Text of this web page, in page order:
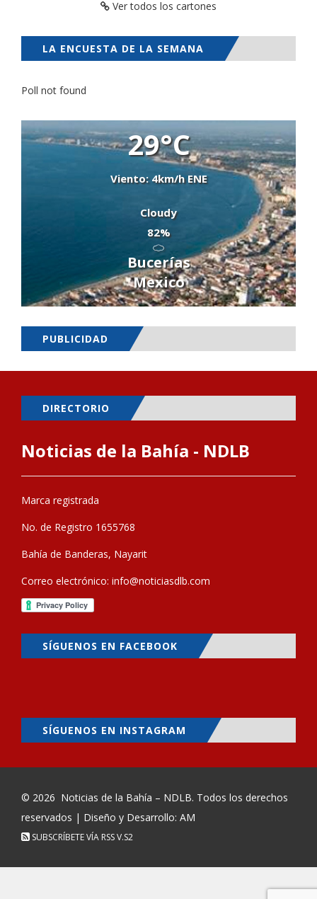
Ver todos los cartones
LA ENCUESTA DE LA SEMANA
Poll not found
29°C
Viento: 4km/h ENE
Cloudy
82%
Bucerías
Mexico
PUBLICIDAD
DIRECTORIO
Noticias de la Bahía - NDLB
Marca registrada
No. de Registro 1655768
Bahía de Banderas, Nayarit
Correo electrónico: info@noticiasdlb.com
SÍGUENOS EN FACEBOOK
SÍGUENOS EN INSTAGRAM
© 2026 Noticias de la Bahía – NDLB. Todos los derechos
reservados | Diseño y Desarrollo: AM
SUBSCRÍBETE VÍA RSSV.S2